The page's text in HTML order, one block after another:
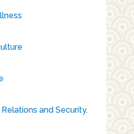
and Security.